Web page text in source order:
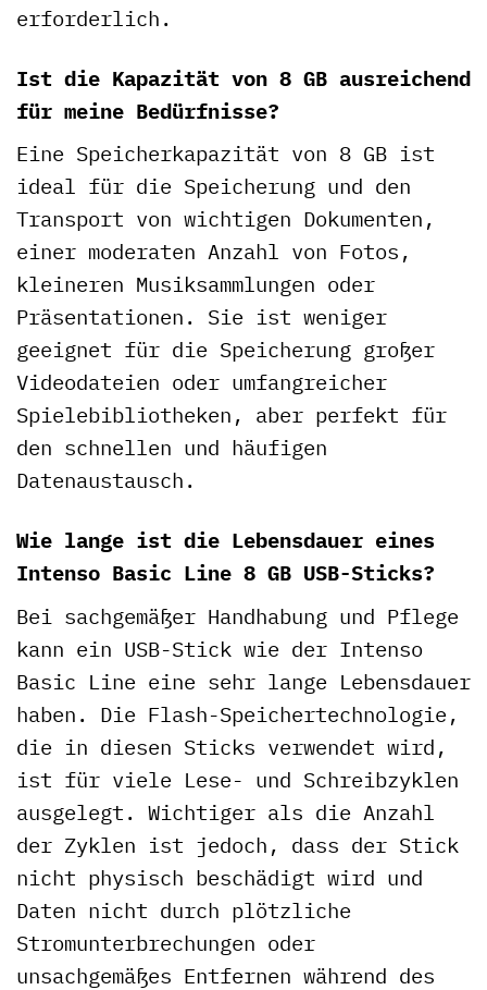
erforderlich.
Ist die Kapazität von 8 GB ausreichend
für meine Bedürfnisse?
Eine Speicherkapazität von 8 GB ist
ideal für die Speicherung und den
Transport von wichtigen Dokumenten,
einer moderaten Anzahl von Fotos,
kleineren Musiksammlungen oder
Präsentationen. Sie ist weniger
geeignet für die Speicherung großer
Videodateien oder umfangreicher
Spielebibliotheken, aber perfekt für
den schnellen und häufigen
Datenaustausch.
Wie lange ist die Lebensdauer eines
Intenso Basic Line 8 GB USB-Sticks?
Bei sachgemäßer Handhabung und Pflege
kann ein USB-Stick wie der Intenso
Basic Line eine sehr lange Lebensdauer
haben. Die Flash-Speichertechnologie,
die in diesen Sticks verwendet wird,
ist für viele Lese- und Schreibzyklen
ausgelegt. Wichtiger als die Anzahl
der Zyklen ist jedoch, dass der Stick
nicht physisch beschädigt wird und
Daten nicht durch plötzliche
Stromunterbrechungen oder
unsachgemäßes Entfernen während des